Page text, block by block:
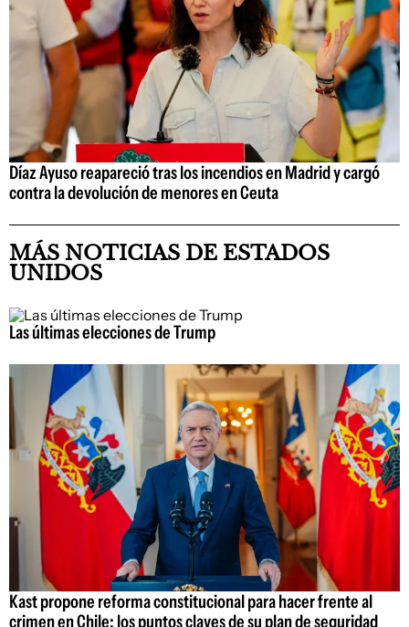
Díaz Ayuso reapareció tras los incendios en Madrid y cargó
contra la devolución de menores en Ceuta
MÁS NOTICIAS DE ESTADOS
UNIDOS
Las últimas elecciones de Trump
Kast propone reforma constitucional para hacer frente al
crimen en Chile: los puntos claves de su plan de seguridad